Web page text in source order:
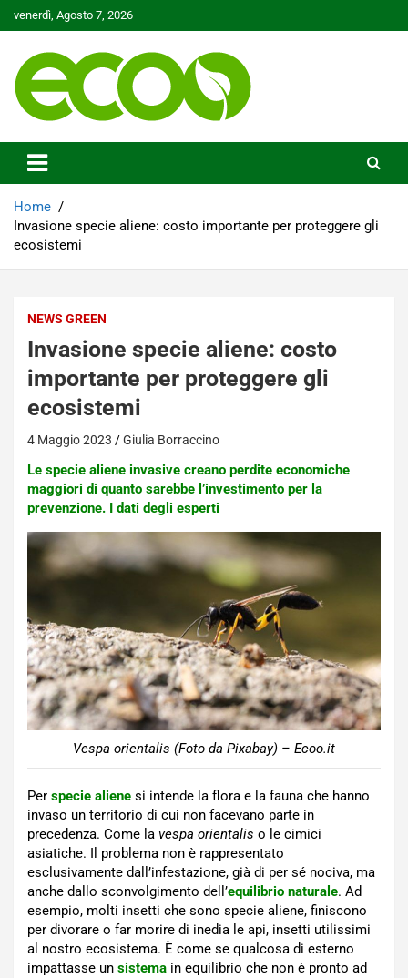
to
venerdì, Agosto 7, 2026
Ecoo.it
Home
Invasione specie aliene: costo importante per proteggere gli
ecosistemi
NEWS GREEN
Invasione specie aliene: costo
importante per proteggere gli
ecosistemi
4 Maggio 2023 Giulia Borraccino
Le specie aliene invasive creano perdite economiche
maggiori di quanto sarebbe l’investimento per la
prevenzione. I dati degli esperti
Vespa orientalis (Foto da Pixabay) – Ecoo.it
Per specie aliene si intende la flora e la fauna che hanno
invaso un territorio di cui non facevano parte in
precedenza. Come la vespa orientalis o le cimici
asiatiche. Il problema non è rappresentato
esclusivamente dall’infestazione, già di per sé nociva, ma
anche dallo sconvolgimento dell’equilibrio naturale. Ad
esempio, molti insetti che sono specie aliene, finiscono
per divorare o far morire di inedia le api, insetti utilissimi
al nostro ecosistema. È come se qualcosa di esterno
impattasse un sistema in equilibrio che non è pronto ad